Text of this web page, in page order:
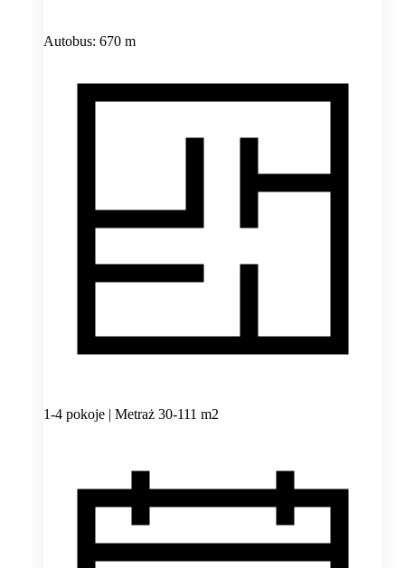
Autobus: 670 m
1-4 pokoje | Metraż 30-111 m2